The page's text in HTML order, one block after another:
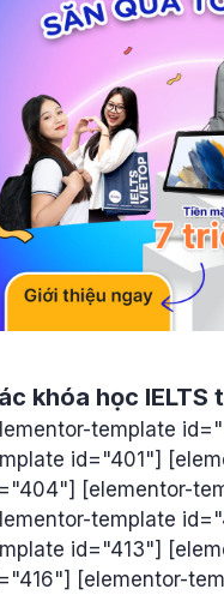
khóa học IELTS
template
id="401"]
[elementor-
template
id="413"]
[elementor-